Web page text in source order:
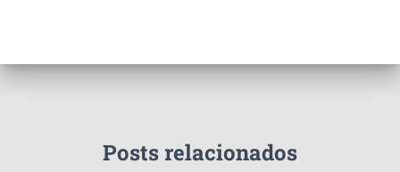
Posts relacionados